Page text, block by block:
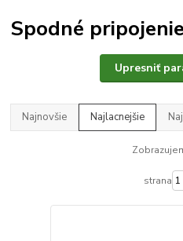
Spodné
Upresniť
Najnovšie Najlacnejšie
strana